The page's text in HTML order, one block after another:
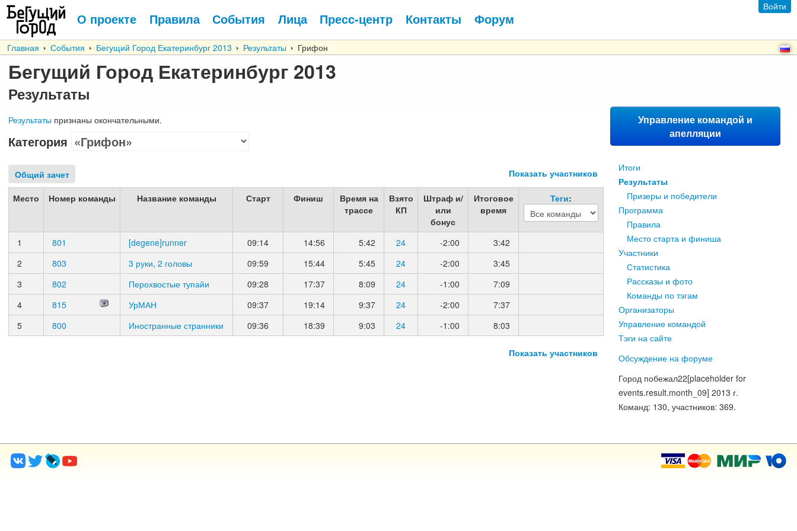
Войти
О проекте Правила События Лица Пресс-центр Контакты Форум
Главная События Бегущий Город Екатеринбург 2013 Результаты Грифон
Бегущий Город Екатеринбург 2013
Результаты
Управление командой и
апелляции
Итоги
Результаты
Призеры и победители
Программа
Правила
Место старта и финиша
Участники
Статистика
Рассказы и фото
Команды по тэгам
Организаторы
Управление командой
Тэги на сайте
Обсуждение на форуме
Город побежал22[placeholder for
events.result.month_09] 2013 г.
Команд: 130, участников: 369.
Результаты признаны окончательными.
Категория
Показать участников
Общий зачет
Место Номер команды Название команды Старт Финиш
Время на
трассе
Взято
КП
Штраф и/
или
бонус
Итоговое
время
Теги:
1 801 [degene]runner 09:14 14:56 5:42 24 -2:00
3:42
2
803 3 руки, 2 головы 09:59 15:44 5:45 24 -2:00
3:45
3
802 Перохвостые тупайи 09:28 17:37 8:09 24 -1:00
7:09
4
815 УрМАН 09:37 19:14 9:37 24 -2:00
7:37
5
800 Иностранные странники 09:36 18:39 9:03 24 -1:00 8:03
Показать участников